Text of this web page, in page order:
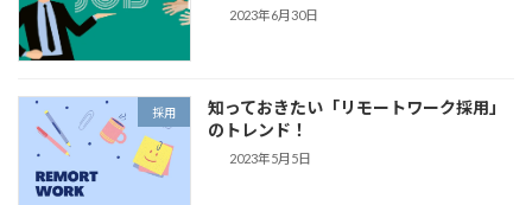
2023年6月30日
採用
知っておきたい「リモートワーク採用」
のトレンド！
2023年5月5日